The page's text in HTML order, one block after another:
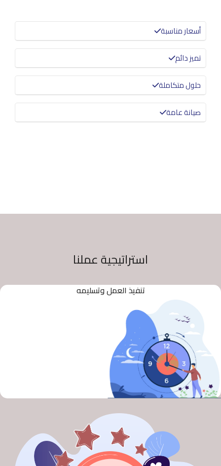
أسعار مناسبة
تميز دائم
حلول متكاملة
صيانة عامة
استراتيجية عملنا
تنفيذ العمل وتسليمه